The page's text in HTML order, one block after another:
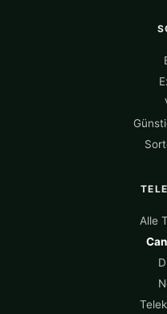
Alle